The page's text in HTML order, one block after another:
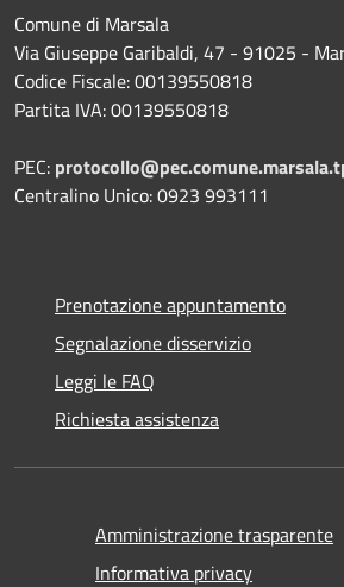
Comune di Marsala
Via Giuseppe Garibaldi, 47 - 91025 -
Codice Fiscale: 00139550818
Partita IVA: 00139550818
PEC:
Centralino Unico: 0923 993111
Prenotazione appuntamento
Segnalazione disservizio
Leggi le FAQ
Richiesta assistenza
Amministrazione trasparente
Informativa privacy